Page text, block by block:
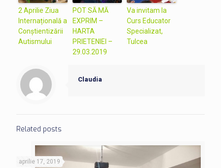
2 Aprilie Ziua
Internațională a
Conștientizării
Autismului
POT SĂ MĂ
EXPRIM –
HARTA
PRIETENIEI –
29.03.2019
Va invitam la
Curs Educator
Specializat,
Tulcea
Claudia
Related posts
aprilie 17, 2019